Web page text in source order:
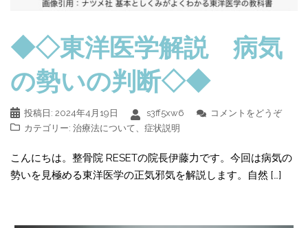
◆◇東洋医学解説 病気
の勢いの判断◇◆
投稿日: 2024年4月19日 s3ff5xw6
コメントをどうぞ
カテゴリー: 治療法について 症状説明
こんにちは。整骨院 RESETの院長伊藤力です。今回は病気の
勢いを見極める東洋医学の正気邪気を解説します。自然 […]